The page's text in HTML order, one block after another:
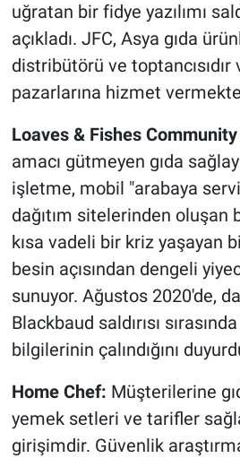
uğratan bir fidye yazılımı
açıkladı. JFC, Asya gıda
distribütörü ve toptancısıdır
pazarlarına hizmet
Loaves & Fishes
amacı gütmeyen gıda
işletme, mobil "arabaya
dağıtım sitelerinden oluşan
kısa vadeli bir kriz yaşayan
besin açısından dengeli
sunuyor. Ağustos 2020'de,
Blackbaud saldırısı
bilgilerinin çalındığını
Home Chef: Müşterilerine
yemek setleri ve tarifler
girişimdir. Güvenlik